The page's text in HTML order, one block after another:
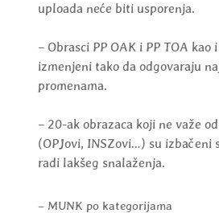
uploada neće biti usporenja.
– Obrasci PP OAK i PP TOA
izmenjeni tako da odgovaraju
promenama.
– 20-ak obrazaca koji ne važe
(OPJovi, INSZovi…) su izbačeni
radi lakšeg snalaženja.
– MUNK po kategorijama